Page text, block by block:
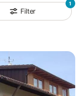
1
Filter